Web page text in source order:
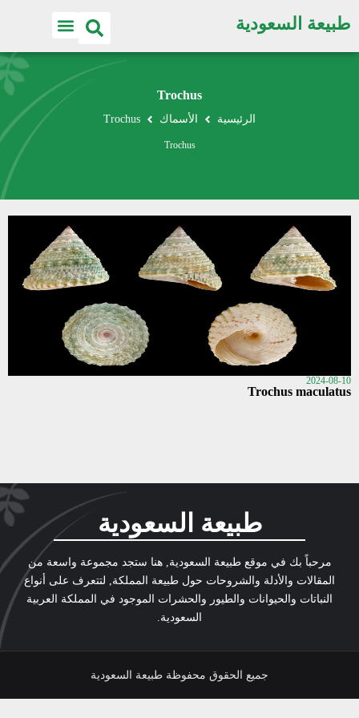
طبيعة السعودية
Trochus
الرئيسية الأسماك Trochus
Trochus
2024-08-10
Trochus maculatus
طبيعة السعودية
مرحباً بك في موقع طبيعة السعودية, هنا ستجد مجموعة واسعة من
المقالات والأدلة والشروحات حول طبيعة المملكة, لتتعرف على أنواع
النباتات والحيوانات والطيور والحشرات الموجود في المملكة العربية
السعودية.
جميع الحقوق محفوظة طبيعة السعودية